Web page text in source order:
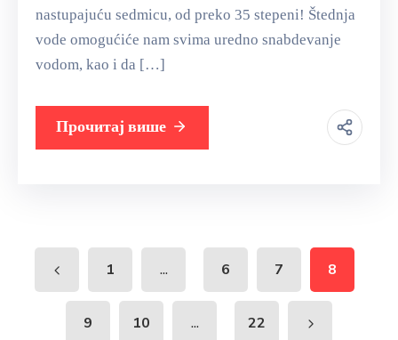
nastupajuću sedmicu, od preko 35 stepeni! Štednja
vode omogućiće nam svima uredno snabdevanje
vodom, kao i da […]
Прочитај више
1 ... 6 7 8
9 10 ... 22